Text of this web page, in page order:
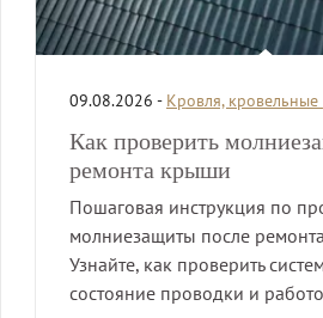
09.08.2026 - Кровля,
Как проверить
ремонта крыши
Пошаговая инструкция по
молниезащиты после
Узнайте, как проверить
состояние проводки и